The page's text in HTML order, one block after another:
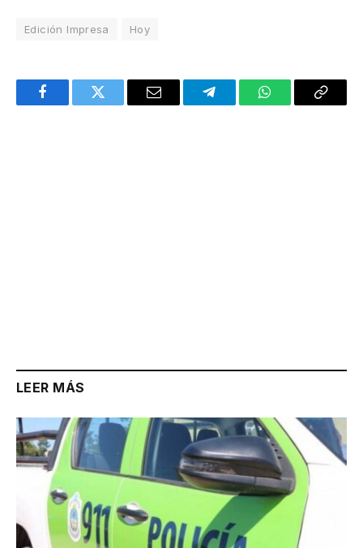
Edición Impresa Hoy
FacebookTwitter Email TelegramWhatsAppCopy
LEER MÁS